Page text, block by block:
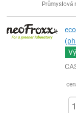
Průmyslová